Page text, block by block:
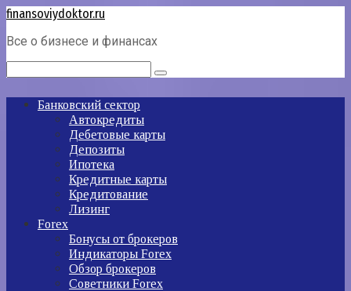
Перейти
контенту
finansoviydoktor.ru
Все о бизнесе и финансах
Банковский сектор
Автокредиты
Дебетовые карты
Депозиты
Ипотека
Кредитные карты
Кредитование
Лизинг
Forex
Бонусы от брокеров
Индикаторы Forex
Обзор брокеров
Советники Forex